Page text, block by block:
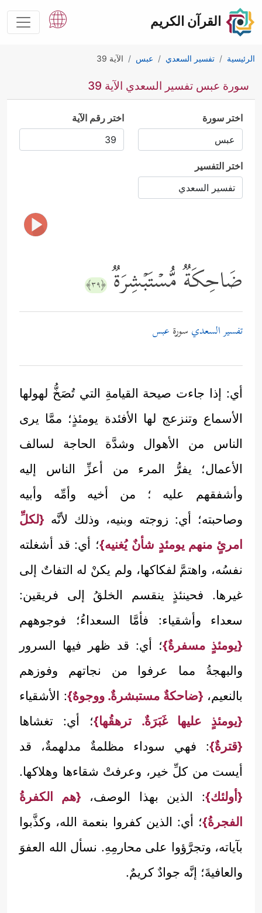
القرآن الكريم
الرئيسية تفسير السعدي عبس الآية 39
سورة عبس تفسير السعدي الآية 39
اختر سورة اختر رقم الآية
اختر التفسير
ضَاحِكَةࣱ مُّسۡتَبۡشِرَةࣱ ﴿٣٩﴾
تفسير السعدي سورة عبس
أي: إذا جاءت صيحة القيامةِ التي تُصَخُّ لهولها
الأسماع وتنزعج لها الأفئدة يومئذٍ؛ ممَّا يرى
الناس من الأهوال وشدَّة الحاجة لسالف
الأعمال؛ يفرُّ المرء من أعزِّ الناس إليه
وأشفقهم عليه ؛ من أخيه وأمِّه وأبيه
وصاحبته؛ أي: زوجته وبنيه، وذلك لأنَّه {لكلِّ
امرئٍ منهم يومئدٍ شأنٌ يُغنيه}؛ أي: قد أشغلته
نفسُه، واهتمَّ لفكاكها، ولم يكنْ له التفاتٌ إلى
غيرها. فحينئذٍ ينقسم الخلقُ إلى فريقين:
سعداء وأشقياء: فأمَّا السعداءُ؛ فوجوههم
{يومئذٍ مسفرةٌ}؛ أي: قد ظهر فيها السرور
والبهجةُ مما عرفوا من نجاتهم وفوزهم
بالنعيم، {ضاحكةٌ مستبشرةٌ. ووجوهٌ}: الأشقياء
{يومئذٍ عليها غَبَرَةٌ. ترهقُها}؛ أي: تغشاها
{قترةٌ}: فهي سوداء مظلمةٌ مدلهمةٌ، قد
أيست من كلِّ خير، وعرفتْ شقاءها وهلاكها.
{أولئك}: الذين بهذا الوصف، {هم الكفرةُ
الفجرةُ}؛ أي: الذين كفروا بنعمة الله، وكذَّبوا
بآياته، وتجرَّؤوا على محارمِهِ. نسأل الله العفوَ
والعافيةَ؛ إنَّه جوادٌ كريمٌ.